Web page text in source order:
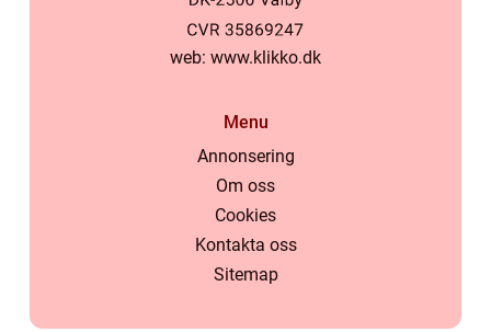
web: www.klikko.dk
Menu
Annonsering
Om oss
Cookies
Kontakta oss
Sitemap